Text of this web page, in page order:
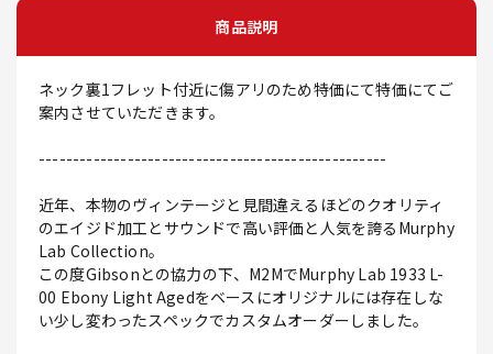
商品説明
ネック裏1フレット付近に傷アリのため特価にて特価にてご
案内させていただきます。
---------------------------------------------------
近年、本物のヴィンテージと見間違えるほどのクオリティ
のエイジド加工とサウンドで高い評価と人気を誇るMurphy
Lab Collection。
この度Gibsonとの協力の下、M2MでMurphy Lab 1933 L-
00 Ebony Light Agedをベースにオリジナルには存在しな
い少し変わったスペックでカスタムオーダーしました。